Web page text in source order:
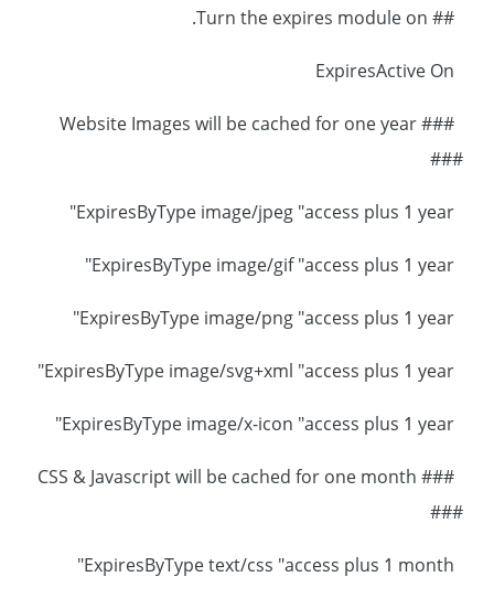
## Turn the expires module on.
### Website Images will be cached for one year
###
### CSS & Javascript will be cached for one month
###